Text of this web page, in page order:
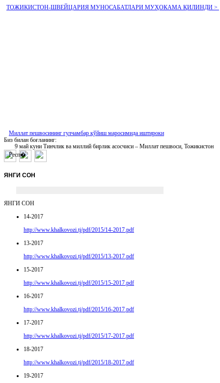
ТОЖИКИСТОН-ШВЕЙЦАРИЯ МУНОСАБАТЛАРИ МУҲОКАМА ҚИЛИНДИ >
Миллат пешвосининг гулчамбар қўйиш маросимида иштироки
9 май куни Тинчлик ва миллий бирлик асосчиси – Миллат пешвоси, Тожикистон
Респ�
Биз билан боғланинг:
ЯНГИ СОН
ЯНГИ СОН
14-2017
http://www.khalkovozi.tj/pdf/2015/14-2017.pdf
13-2017
http://www.khalkovozi.tj/pdf/2015/13-2017.pdf
15-2017
http://www.khalkovozi.tj/pdf/2015/15-2017.pdf
16-2017
http://www.khalkovozi.tj/pdf/2015/16-2017.pdf
17-2017
http://www.khalkovozi.tj/pdf/2015/17-2017.pdf
18-2017
http://www.khalkovozi.tj/pdf/2015/18-2017.pdf
19-2017